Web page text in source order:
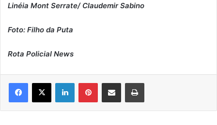
Linéia Mont Serrate/ Claudemir Sabino
Foto: Filho da Puta
Rota Policial News